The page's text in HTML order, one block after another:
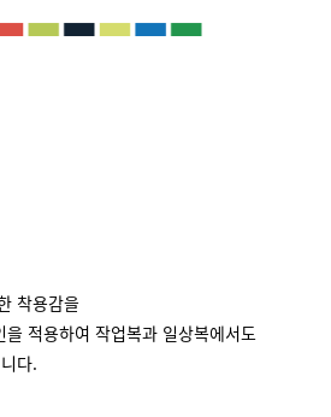
착용감을
적용하여 작업복과 일상복에서도
다.